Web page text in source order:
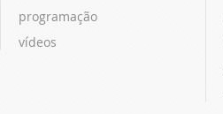
programação
vídeos